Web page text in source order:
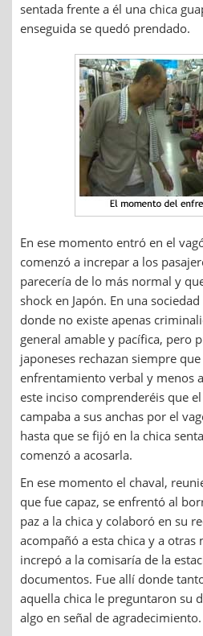
sentada frente a él una chica
enseguida se quedó prendado.
En ese momento entró en el
comenzó a increpar a los
parecería de lo más normal y
shock en Japón. En una
donde no existe apenas
general amable y pacífica, pero
japoneses rechazan siempre
enfrentamiento verbal y menos
este inciso comprenderéis que
campaba a sus anchas por el
hasta que se fijó en la chica
comenzó a acosarla.
En ese momento el chaval,
que fue capaz, se enfrentó al
paz a la chica y colaboró en su
acompañó a esta chica y a otras
increpó a la comisaría de la
documentos. Fue allí donde
aquella chica le preguntaron su
algo en señal de agradecimiento.